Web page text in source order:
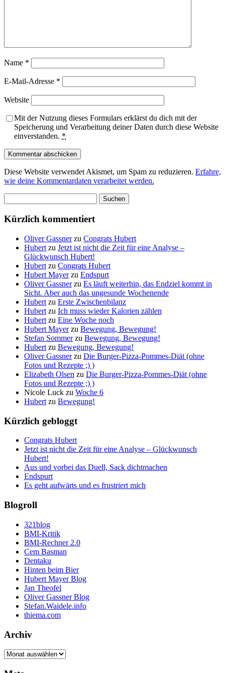
Name *
E-Mail-Adresse *
Website
Mit der Nutzung dieses Formulars erklärst du dich mit der
Speicherung und Verarbeitung deiner Daten durch diese Website
einverstanden. *
Diese Website verwendet Akismet, um Spam zu reduzieren. Erfahre,
wie deine Kommentardaten verarbeitet werden.
nach:
Kürzlich kommentiert
Oliver Gassnerzu Congrats Hubert
Hubert zu Jetzt ist nicht die Zeit für eine Analyse –
Glückwunsch Hubert!
Hubert zu Congrats Hubert
Hubert Mayerzu Endspurt
Oliver Gassnerzu Es läuft weiterhin, das Endziel kommt in
Sicht. Aber auch das ungesunde Wochenende
Hubert zu Erste Zwischenbilanz
Hubert zu Ich muss wieder Kalorien zählen
Hubert zu Eine Woche noch
Hubert Mayerzu Bewegung, Bewegung!
Stefan Sommerzu Bewegung, Bewegung!
Hubert zu Bewegung, Bewegung!
Oliver Gassnerzu Die Burger-Pizza-Pommes-Diät (ohne
Fotos und Rezepte ;) )
Elizabeth Olsen zu Die Burger-Pizza-Pommes-Diät (ohne
Fotos und Rezepte ;) )
Nicole Luck zu Woche 6
Hubert zu Bewegung!
Kürzlich gebloggt
Congrats Hubert
Jetzt ist nicht die Zeit für eine Analyse – Glückwunsch
Hubert!
Aus und vorbei das Duell, Sack dichtmachen
Endspurt
Es geht aufwärts und es frustriert mich
Blogroll
321blog
BMI-Kritik
BMI-Rechner 2.0
Cem Basman
Dentaku
Hinten beim Bier
Hubert Mayer Blog
Jan Theofel
Oliver Gassner Blog
Stefan.Waidele.info
thiema.com
Archiv
Archiv